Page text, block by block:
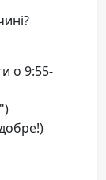
о 9:55-